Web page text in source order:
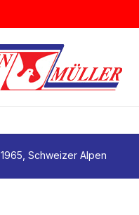
1965, Schweizer Alpen